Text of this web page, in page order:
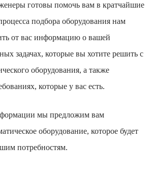
готовы помочь вам в кратчайшие
подбора оборудования нам
от вас информацию о вашей
задачах, которые вы хотите решить с
оборудования, а также
которые у вас есть.
мы предложим вам
оборудование, которое будет
потребностям.